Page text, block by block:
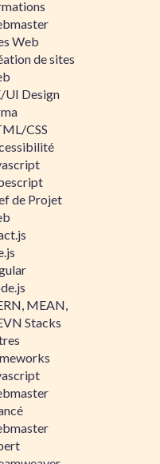
Web
de sites
UI Design
CSS
de Projet
MEAN,
Stacks